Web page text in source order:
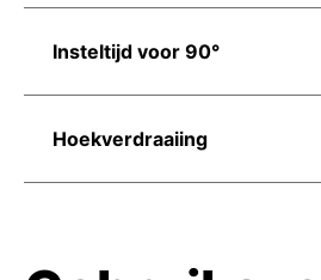
Insteltijd voor 90°
Hoekverdraaiing